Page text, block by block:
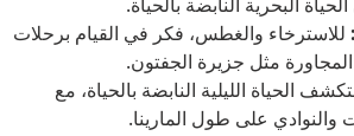
للاسترخاء والغطس، فكر في القيام برحلات
مثل جزيرة الجفتون.
الحياة الليلية النابضة بالحياة، مع
والنوادي على طول المارينا.